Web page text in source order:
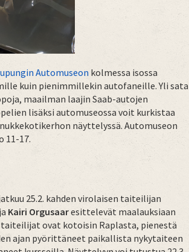
Automuseonkolmessa isossa
kuin pienimmillekin autofaneille. Yli sata
maailman laajin Saab-autojen
lisäksi automuseossa voit kurkistaa
näyttelyssä. Automuseon
11-17.
25.2. kahden virolaisen taiteilijan
ja Kairi Orgusaaresittelevät maalauksiaan
ovat kotoisin Raplasta, pienestä
ajan pyörittäneet paikallista nykytaiteen